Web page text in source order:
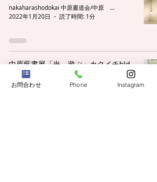
nakaharashodokai 中原書道会/中原 藍
2022年1月20日
読了時間: 1分
中原藍書展「光、遊ぶ」カクイチbld
にて開催中
中原藍ギャラリーなど
お問合わせ Phone Instagram